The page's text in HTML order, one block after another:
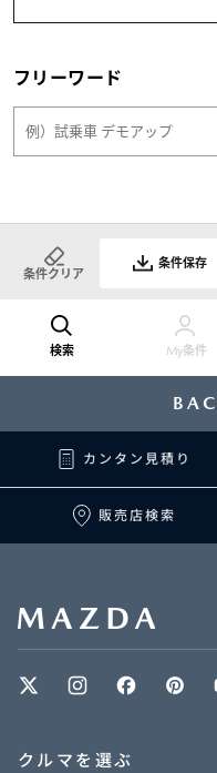
フリーワード
条件クリア
条件保存
検索 My条件
カンタン見積り
販売店検索
クルマを選ぶ